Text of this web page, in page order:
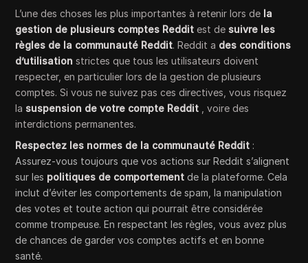
L’une des choses les plus importantes à retenir lors de la
gestion de plusieurs comptes Reddit est de suivre les
règles de la communauté Reddit. Reddit a des conditions
d’utilisation strictes que tous les utilisateurs doivent
respecter, en particulier lors de la gestion de plusieurs
comptes. Si vous ne suivez pas ces directives, vous risquez
la suspension de votre compte Reddit , voire des
interdictions permanentes.
Respectez les normes de la communauté Reddit :
Assurez-vous toujours que vos actions sur Reddit s’alignent
sur les politiques de comportement de la plateforme. Cela
inclut d’éviter les comportements de spam, la manipulation
des votes et toute action qui pourrait être considérée
comme trompeuse. En respectant les règles, vous avez plus
de chances de garder vos comptes actifs et en bonne
santé.